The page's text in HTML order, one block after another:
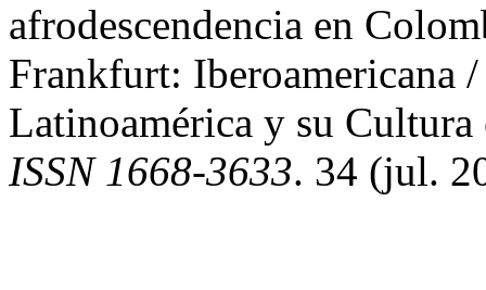
afrodescendencia en
Frankfurt: Iberoamericana
Latinoamérica y su
ISSN 1668-3633. 34 (jul.